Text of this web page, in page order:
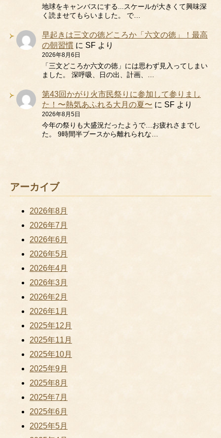
地球をキャンバスにする...スケールが大きくて興味深
く読ませてもらいました。 で…
早起きは三文の徳どころか「六文の徳」！最高
の朝習慣 に SF より
2026年8月6日
「三文どころか六文の徳」には思わず見入ってしまい
ました。 深呼吸、日の出、計画、…
第43回かがり火市民祭りに参加して参りまし
た！〜熱気あふれる大月の夏〜 に SF より
2026年8月5日
今年の祭りも大盛況だったようで…お疲れさまでし
た。 9時間半ブースから離れられな…
アーカイブ
2026年8月
2026年7月
2026年6月
2026年5月
2026年4月
2026年3月
2026年2月
2026年1月
2025年12月
2025年11月
2025年10月
2025年9月
2025年8月
2025年7月
2025年6月
2025年5月